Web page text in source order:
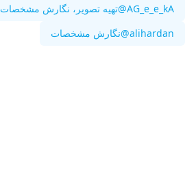
@AG_e_e_kAتهیه تصویر، نگارش مشخصات
@alihardanنگارش مشخصات